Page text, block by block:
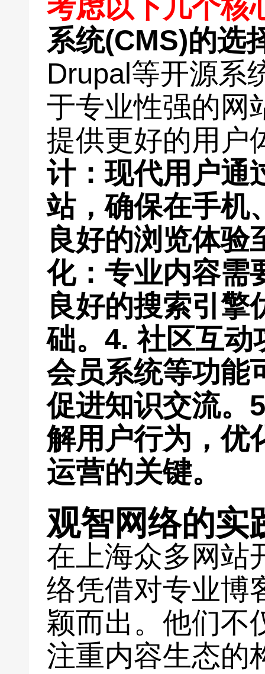
考虑以下几个核
系统(CMS)的选
Drupal等开源系
于专业性强的网
提供更好的用户
计：现代用户通
站，确保在手机
良好的浏览体验
化：专业内容需
良好的搜索引擎
础。 4.社区互动
会员系统等功能
促进知识交流。
解用户行为，优
运营的关键。
观智网络的实
在上海众多网站
络凭借对专业博
颖而出。他们不
注重内容生态的